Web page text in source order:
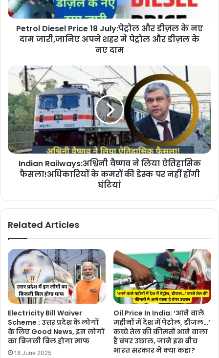
Petrol Diesel Price 18 July:पेट्रोल और डीज़ल के नए
दाम जारी,जानिए अपने शहर मे पेट्रोल और डीज़ल के
नए दाम
Indian Railways:अश्विनी वैष्णव ने लिया ऐतिहासिक
फैसला!अधिकारियों के कमरों की डेस्क पर नहीं होंगी
घंटियां
Related Articles
Electricity Bill Waiver
Scheme : उत्तर प्रदेश के लोगों
के लिए Good News, इन लोगों
का बिजली बिल होगा माफ
18 June 2025
Oil Price In India: ‘आने वाले
महीनों में देश में पेट्रोल, डीजल…’
कच्चे तेल की कीमतों आने वाला
है बंपर उछाल, जाने इस बीच
भारत सरकार ने क्या कहा?